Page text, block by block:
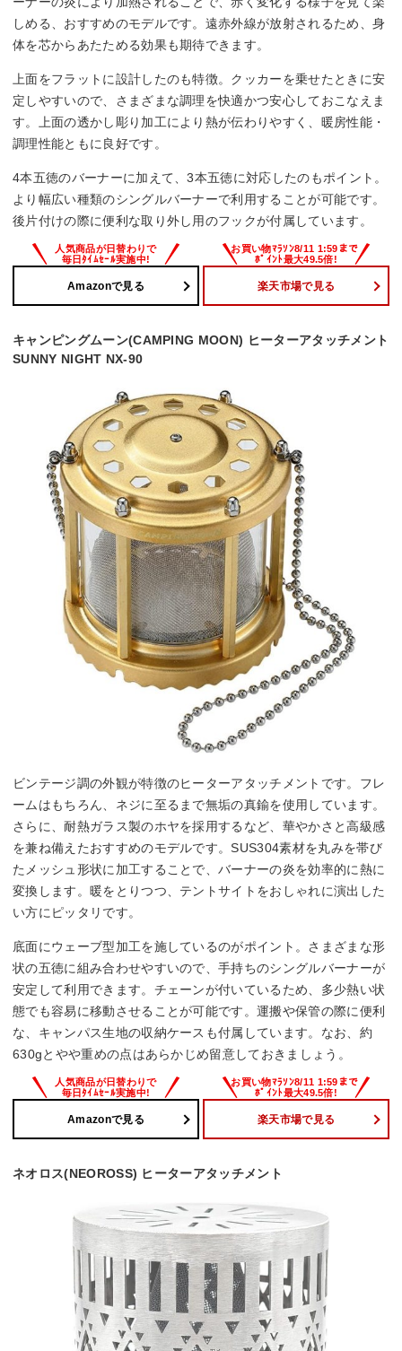
しめる、おすすめのモデルです。遠赤外線が放射されるため、身
体を芯からあたためる効果も期待できます。
上面をフラットに設計したのも特徴。クッカーを乗せたときに安
定しやすいので、さまざまな調理を快適かつ安心しておこなえま
す。上面の透かし彫り加工により熱が伝わりやすく、暖房性能・
調理性能ともに良好です。
4本五徳のバーナーに加えて、3本五徳に対応したのもポイント。
より幅広い種類のシングルバーナーで利用することが可能です。
後片付けの際に便利な取り外し用のフックが付属しています。
Amazonで見る 楽天市場で見る
キャンピングムーン(CAMPING MOON) ヒーターアタッチメント
SUNNY NIGHT NX-90
ビンテージ調の外観が特徴のヒーターアタッチメントです。フレ
ームはもちろん、ネジに至るまで無垢の真鍮を使用しています。
さらに、耐熱ガラス製のホヤを採用するなど、華やかさと高級感
を兼ね備えたおすすめのモデルです。SUS304素材を丸みを帯び
たメッシュ形状に加工することで、バーナーの炎を効率的に熱に
変換します。暖をとりつつ、テントサイトをおしゃれに演出した
い方にピッタリです。
底面にウェーブ型加工を施しているのがポイント。さまざまな形
状の五徳に組み合わせやすいので、手持ちのシングルバーナーが
安定して利用できます。チェーンが付いているため、多少熱い状
態でも容易に移動させることが可能です。運搬や保管の際に便利
な、キャンパス生地の収納ケースも付属しています。なお、約
630gとやや重めの点はあらかじめ留意しておきましょう。
Amazonで見る 楽天市場で見る
ネオロス(NEOROSS) ヒーターアタッチメント